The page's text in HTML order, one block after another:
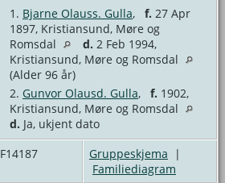
1. Bjarne Olauss. Gulla, f. 27 Apr
1897, Kristiansund, Møre og
Romsdal
d. 2 Feb 1994,
Kristiansund, Møre og Romsdal
(Alder 96 år)
2. Gunvor Olausd. Gulla, f. 1902,
Kristiansund, Møre og Romsdal
d. Ja, ukjent dato
F14187 Gruppeskjema |
Familiediagram